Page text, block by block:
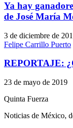
Ya hay
de José María
3 de diciembre de
Felipe Carrillo Puerto
REPORTAJE:
23 de mayo de 2019
Quinta Fuerza
Noticias de México,